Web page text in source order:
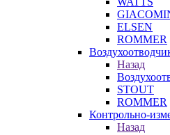
ELSEN
ROMMER
Назад
STOUT
ROMMER
Контрольно-
Назад